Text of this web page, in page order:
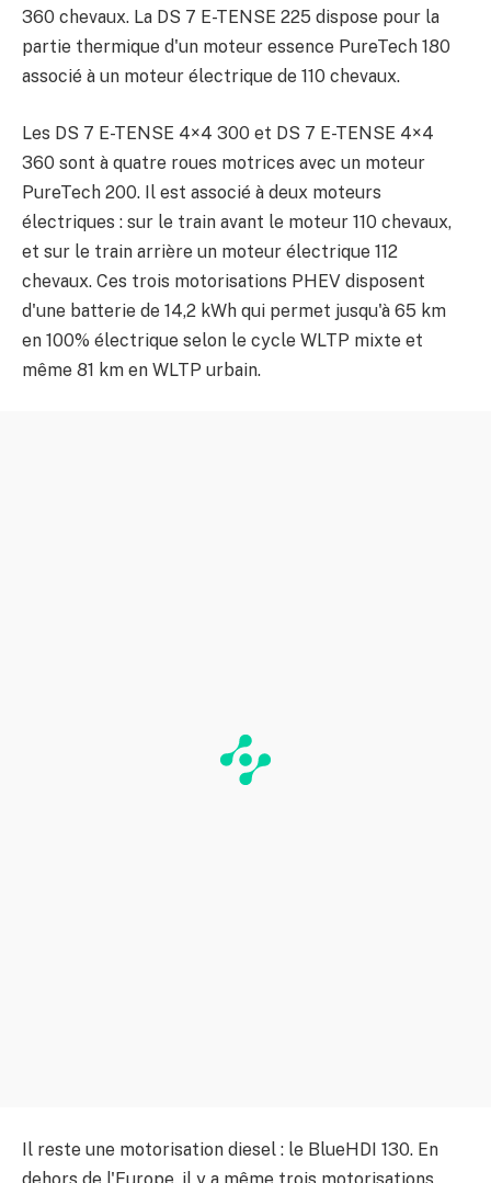
360 chevaux. La DS 7 E-TENSE 225 dispose pour la
partie thermique d'un moteur essence PureTech 180
associé à un moteur électrique de 110 chevaux.
Les DS 7 E-TENSE 4×4 300 et DS 7 E-TENSE 4×4
360 sont à quatre roues motrices avec un moteur
PureTech 200. Il est associé à deux moteurs
électriques : sur le train avant le moteur 110 chevaux,
et sur le train arrière un moteur électrique 112
chevaux. Ces trois motorisations PHEV disposent
d'une batterie de 14,2 kWh qui permet jusqu'à 65 km
en 100% électrique selon le cycle WLTP mixte et
même 81 km en WLTP urbain.
Il reste une motorisation diesel : le BlueHDI 130. En